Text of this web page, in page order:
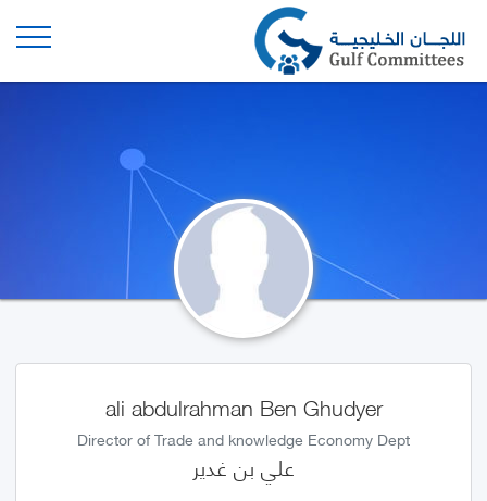
ali abdulrahman Ben Ghudyer
Director of Trade and knowledge Economy Dept
علي بن غدير